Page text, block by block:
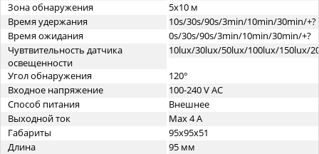
Зона обнаружения
5x10 м
Время удержания
10s/30s/90s/3min/10min/30min/+?
Время ожидания
0s/30s/90s/3min/10min/30min/+?
Чувтвительность датчика
освещенности
10lux/30lux/50lux/100lux/150lux/
Угол обнаружения
120°
Входное напряжение
100-240 V AC
Способ питания
Внешнее
Выходной ток
Max 4 A
Габариты
95х95x51
Длина
95 мм